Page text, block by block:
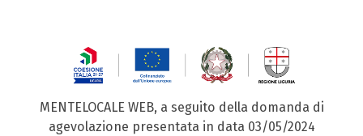
MENTELOCALE WEB, a seguito della domanda di
agevolazione presentata in data 03/05/2024